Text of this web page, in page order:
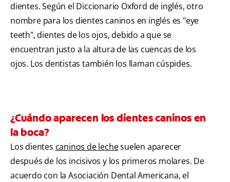
dientes. Según el Diccionario Oxford de inglés, otro
nombre para los dientes caninos en inglés es "eye
teeth", dientes de los ojos, debido a que se
encuentran justo a la altura de las cuencas de los
ojos. Los dentistas también los llaman cúspides.
¿Cuándo aparecen los dientes caninos en
la boca?
Los dientes caninos de lechesuelen aparecer
después de los incisivos y los primeros molares. De
acuerdo con la Asociación Dental Americana, el